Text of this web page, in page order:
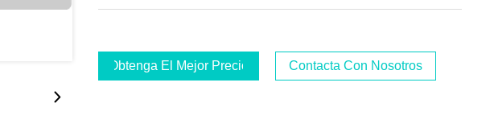
Obtenga El Mejor Precio Contacta Con Nosotros